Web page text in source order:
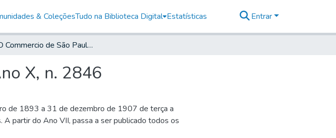
& ColeçõesTudo na Biblioteca Digital Estatísticas Entrar
O Commercio de São Paulo, 1902, Ano X, n. 2846
X, n. 2846
de 1893 a 31 de dezembro de 1907 de terça a
A partir do Ano VII, passa a ser publicado todos os